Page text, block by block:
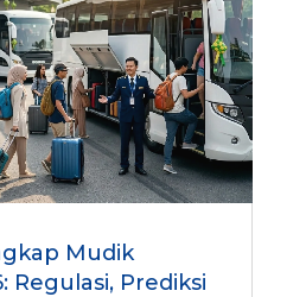
Mudik
Regulasi, Prediksi